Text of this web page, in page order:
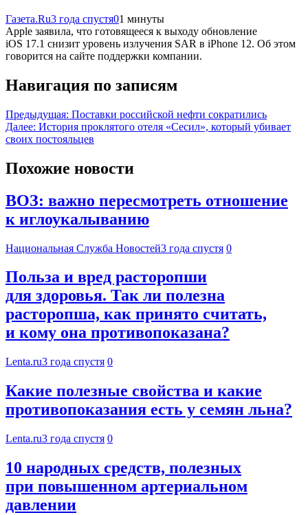
Газета.Ru3 года спустя01 минуты
Apple заявила, что готовящееся к выходу обновление
iOS 17.1 снизит уровень излучения SAR в iPhone 12. Об этом
говорится на сайте поддержки компании.
Навигация по записям
Предыдущая: Поставки российской нефти сократились
Далее: История проклятого отеля «Сесил», который убивает
своих постояльцев
Похожие новости
ВОЗ: важно пересмотреть отношение
к иглоукалыванию
Национальная Служба Новостей3 года спустя 0
Польза и вред расторопши
для здоровья. Так ли полезна
расторопша, как принято считать,
и кому она противопоказана?
Lenta.ru3 года спустя 0
Какие полезные свойства и какие
противопоказания есть у семян льна?
Lenta.ru3 года спустя 0
10 народных средств, полезных
при повышенном артериальном
давлении